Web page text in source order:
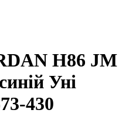
H86 JM
Уні
430